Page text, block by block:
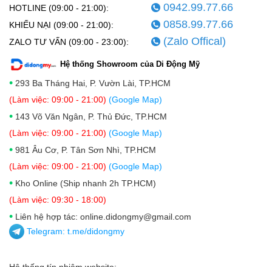
HOTLINE (09:00 - 21:00): 0942.99.77.66
KHIẾU NẠI (09:00 - 21:00): 0858.99.77.66
ZALO TƯ VẤN (09:00 - 23:00): (Zalo Offical)
Hệ thống Showroom của Di Động Mỹ
• 293 Ba Tháng Hai, P. Vườn Lài, TP.HCM
(Làm việc: 09:00 - 21:00) (Google Map)
• 143 Võ Văn Ngân, P. Thủ Đức, TP.HCM
(Làm việc: 09:00 - 21:00) (Google Map)
• 981 Âu Cơ, P. Tân Sơn Nhì, TP.HCM
(Làm việc: 09:00 - 21:00) (Google Map)
• Kho Online (Ship nhanh 2h TP.HCM)
(Làm việc: 09:30 - 18:00)
• Liên hệ hợp tác: online.didongmy@gmail.com
Telegram: t.me/didongmy